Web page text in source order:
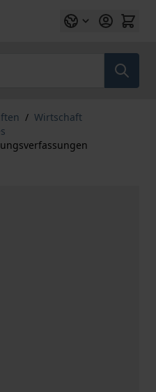
/ Wirtschaft